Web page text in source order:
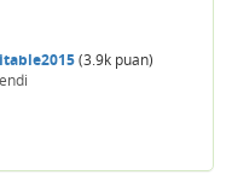
(3.9k puan)